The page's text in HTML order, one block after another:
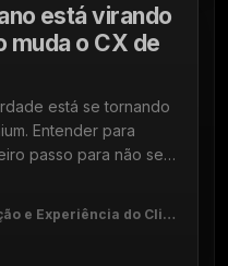
está virando
muda o CX de
está se tornando
Entender para
passo para não ser
Especialista em Inovação e Experiência do Cliente